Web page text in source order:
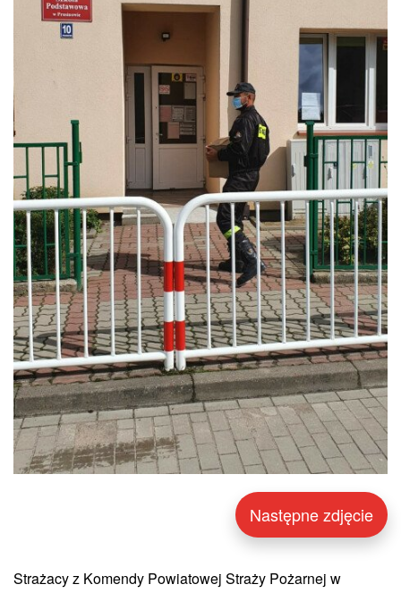
Następne zdjęcie
Strażacy z Komendy Powiatowej Straży Pożarnej w